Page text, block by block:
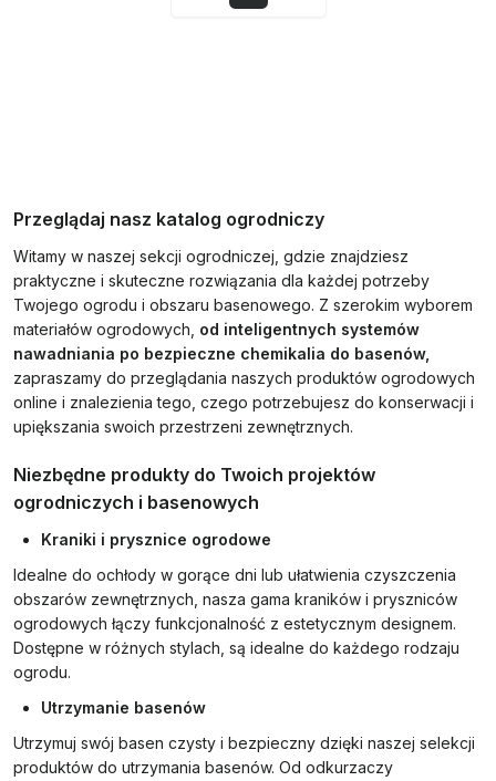
Przeglądaj nasz katalog ogrodniczy
Witamy w naszej sekcji ogrodniczej, gdzie znajdziesz
praktyczne i skuteczne rozwiązania dla każdej potrzeby
Twojego ogrodu i obszaru basenowego. Z szerokim wyborem
materiałów ogrodowych, od inteligentnych systemów
nawadniania po bezpieczne chemikalia do basenów,
zapraszamy do przeglądania naszych produktów ogrodowych
online i znalezienia tego, czego potrzebujesz do konserwacji i
upiększania swoich przestrzeni zewnętrznych.
Niezbędne produkty do Twoich projektów
ogrodniczych i basenowych
Kraniki i prysznice ogrodowe
Idealne do ochłody w gorące dni lub ułatwienia czyszczenia
obszarów zewnętrznych, nasza gama kraników i pryszniców
ogrodowych łączy funkcjonalność z estetycznym designem.
Dostępne w różnych stylach, są idealne do każdego rodzaju
ogrodu.
Utrzymanie basenów
Utrzymuj swój basen czysty i bezpieczny dzięki naszej selekcji
produktów do utrzymania basenów. Od odkurzaczy